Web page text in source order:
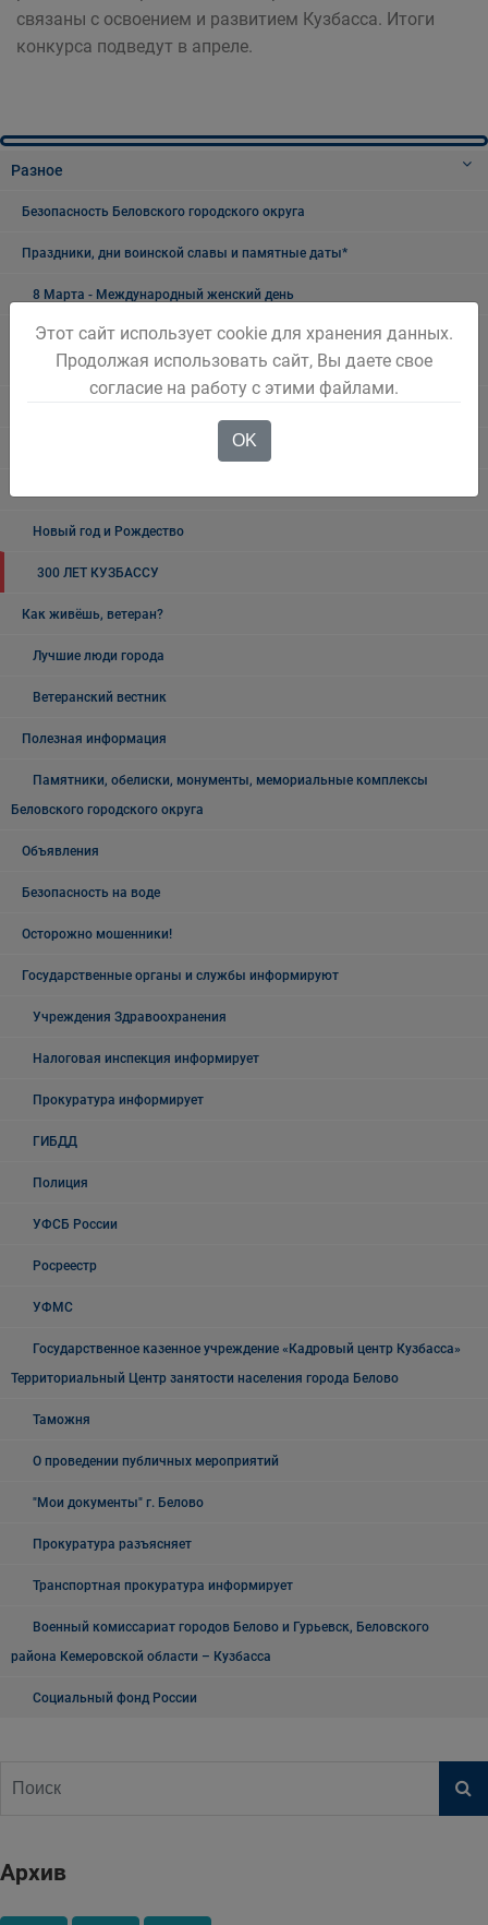
связаны с освоением и развитием Кузбасса. Итоги
конкурса подведут в апреле.
Разное
Безопасность Беловского городского округа
Праздники, дни воинской славы и памятные даты*
8 Марта - Международный женский день
23 февраля - день воинской славы России - День защитника
Отечества
Новый год и Рождество
300 ЛЕТ КУЗБАССУ
Как живёшь, ветеран?
Лучшие люди города
Ветеранский вестник
Полезная информация
Памятники, обелиски, монументы, мемориальные комплексы
Беловского городского округа
Объявления
Безопасность на воде
Осторожно мошенники!
Государственные органы и службы информируют
Учреждения Здравоохранения
Налоговая инспекция информирует
Прокуратура информирует
ГИБДД
Полиция
УФСБ России
Росреестр
УФМС
Государственное казенное учреждение «Кадровый центр Кузбасса»
Территориальный Центр занятости населения города Белово
Таможня
О проведении публичных мероприятий
"Мои документы" г. Белово
Прокуратура разъясняет
Транспортная прокуратура информирует
Военный комиссариат городов Белово и Гурьевск, Беловского
района Кемеровской области – Кузбасса
Социальный фонд России
Архив
Этот сайт использует cookie для хранения данных.
Продолжая использовать сайт, Вы даете свое
согласие на работу с этими файлами.
OK